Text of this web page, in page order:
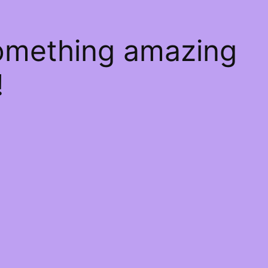
amazing